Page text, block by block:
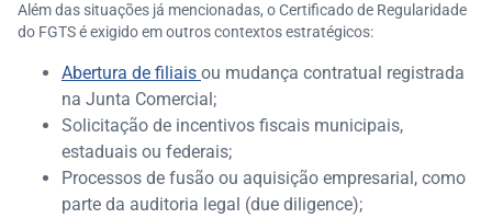
Além das situações já mencionadas, o Certificado de Regularidade
do FGTS é exigido em outros contextos estratégicos:
Abertura de filiais ou mudança contratual registrada
na Junta Comercial;
Solicitação de incentivos fiscais municipais,
estaduais ou federais;
Processos de fusão ou aquisição empresarial, como
parte da auditoria legal (due diligence);